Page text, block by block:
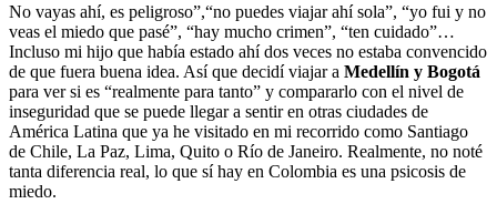
No vayas ahí, es peligroso”,“no puedes viajar ahí sola”, “yo fui y no
veas el miedo que pasé”, “hay mucho crimen”, “ten cuidado”…
Incluso mi hijo que había estado ahí dos veces no estaba convencido
de que fuera buena idea. Así que decidí viajar a Medellín y Bogotá
para ver si es “realmente para tanto” y compararlo con el nivel de
inseguridad que se puede llegar a sentir en otras ciudades de
América Latina que ya he visitado en mi recorrido como Santiago
de Chile, La Paz, Lima, Quito o Río de Janeiro. Realmente, no noté
tanta diferencia real, lo que sí hay en Colombia es una psicosis de
miedo.